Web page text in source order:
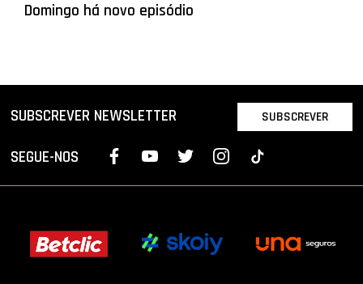
Domingo há novo episódio
SUBSCREVER NEWSLETTER SUBSCREVER
SEGUE-NOS